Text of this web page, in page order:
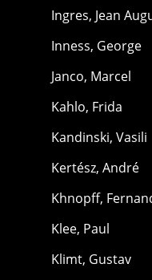
Ingres, Jean
Inness, George
Janco, Marcel
Kahlo, Frida
Kandinski, Vasili
Kertész, André
Khnopff,
Klee, Paul
Klimt, Gustav